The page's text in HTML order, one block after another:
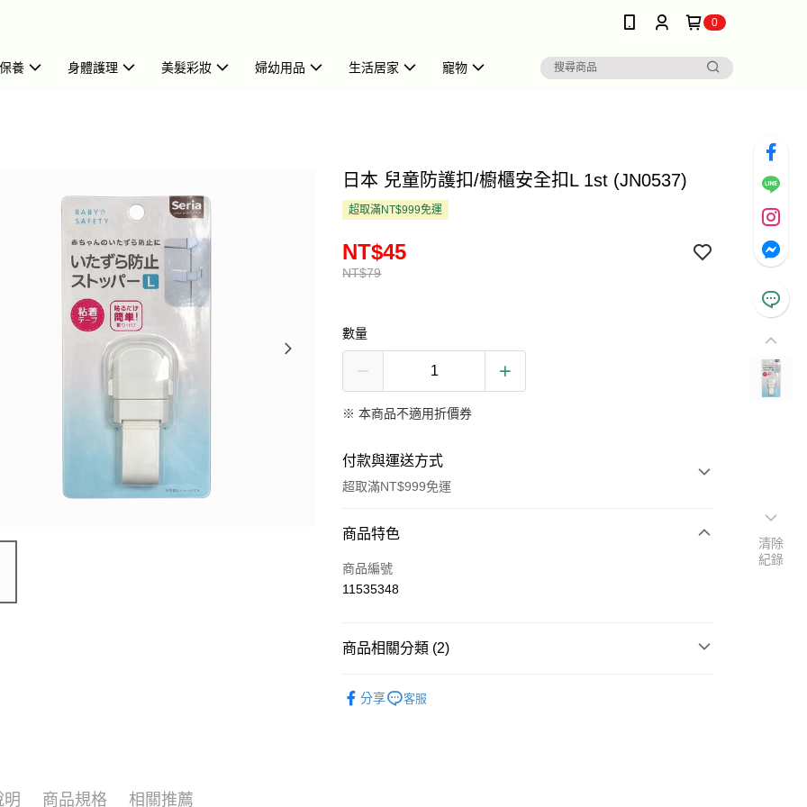
0
養 身體護理 美髮彩妝 婦幼用品 生活居家 寵物
日本 兒童防護扣/櫥櫃安全扣L 1st (JN0537)
超取滿NT$999免運
NT$79
NT$45
數量
※ 本商品不適用折價券
付款與運送方式
超取滿NT$999免運
付款方式
信用卡一次付款
街口支付
商品特色
商品編號
11535348
商品相關分類 (2)
分享 客服
明 商品規格 相關推薦
清除
紀錄